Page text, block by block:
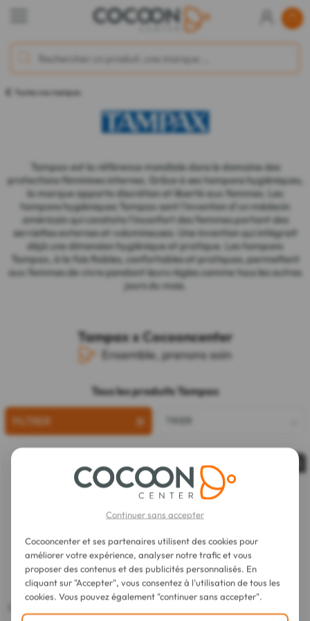
Toutes nos marques
Tampax est la référence mondiale dans le domaine des
protections féminines internes. Grâce à ses tampons hygiéniques,
la marque apporte discrétion et liberté aux femmes. Les
tampons hygiéniques Tampax sont l'invention d'un médecin
américain qui constata l'inconfort des femmes portant des
serviettes externes et volumineuses. Une invention qui intégrait
déjà une dimension hygiénique et pratique. Les tampons
Tampax, à la fois fiables, confortables et pratiques, permettent
aux femmes de vivre pendant leurs règles comme tous les autres
jours du mois.
Tampax x Cocooncenter
Ensemble, prenons soin
Tous les produits Tampax
FILTRER
Tampax
100% Coton Bio 14 Tampons
Épuisé
Tampax
Coton Bio 14 Tampons
Continuer sans accepter
Cocooncenter et ses partenaires utilisent des cookies pour
améliorer votre expérience, analyser notre trafic et vous
proposer des contenus et des publicités personnalisés. En
cliquant sur "Accepter", vous consentez à l'utilisation de tous les
cookies. Vous pouvez également "continuer sans accepter".